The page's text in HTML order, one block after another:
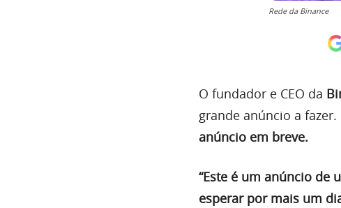
Rede da Binance
O fundador e CEO da
grande anúncio a
anúncio em breve.
“Este é um anúncio de
esperar por mais um